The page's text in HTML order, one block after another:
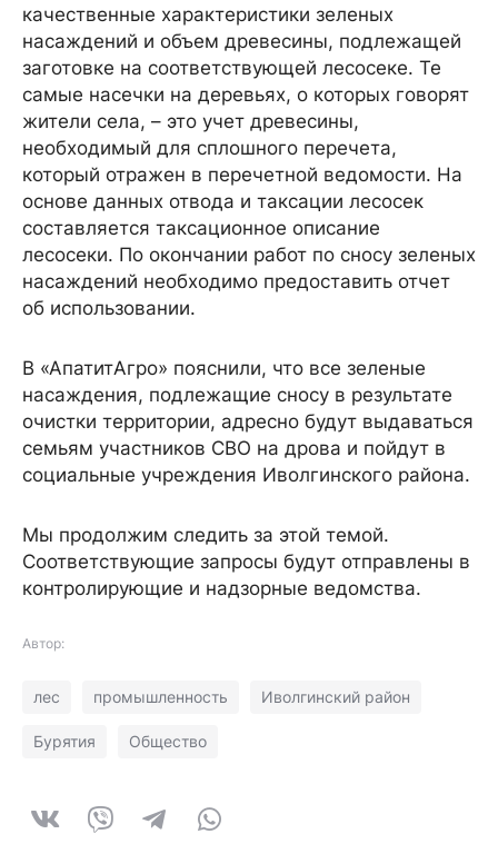
качественные характеристики зеленых
насаждений и объем древесины, подлежащей
заготовке на соответствующей лесосеке. Те
самые насечки на деревьях, о которых говорят
жители села, – это учет древесины,
необходимый для сплошного перечета,
который отражен в перечетной ведомости. На
основе данных отвода и таксации лесосек
составляется таксационное описание
лесосеки. По окончании работ по сносу зеленых
насаждений необходимо предоставить отчет
об использовании.
В «АпатитАгро» пояснили, что все зеленые
насаждения, подлежащие сносу в результате
очистки территории, адресно будут выдаваться
семьям участников СВО на дрова и пойдут в
социальные учреждения Иволгинского района.
Мы продолжим следить за этой темой.
Соответствующие запросы будут отправлены в
контролирующие и надзорные ведомства.
Автор:
лес промышленность Иволгинский район
Бурятия Общество